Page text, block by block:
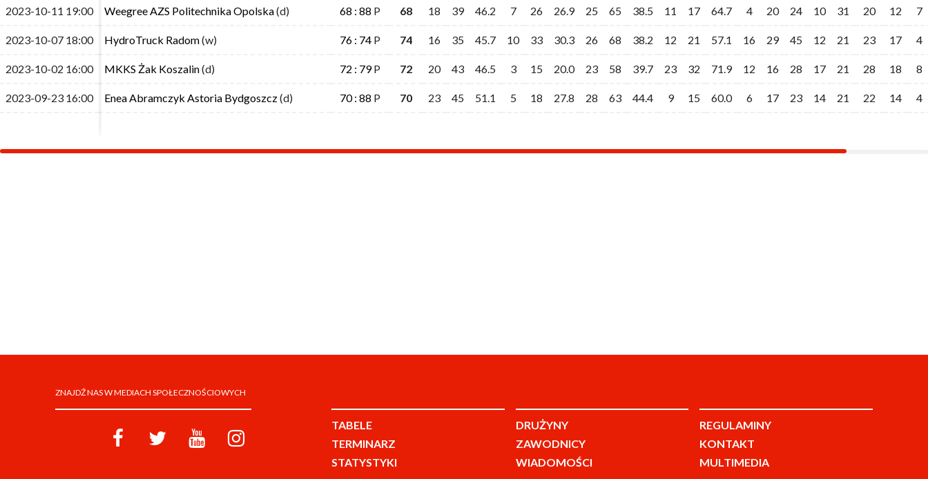
2023-10-11 19:00 Weegree AZS Politechnika Opolska(d) 68 : 88 P 68 18 39 46.2 7 26 26.9 25 65 38.5 11 17 64.7 4 20 24 10 31 20 12 7
2023-10-07 18:00 HydroTruck Radom(w) 76 : 74P 74 16 35 45.7 10 33 30.3 26 68 38.2 12 21 57.1 16 29 45 12 21 23 17 4
2023-10-02 16:00 MKKS Żak Koszalin(d) 72 : 79P 72 20 43 46.5 3 15 20.0 23 58 39.7 23 32 71.9 12 16 28 17 21 28 18 8
2023-09-23 16:00 Enea Abramczyk Astoria Bydgoszcz(d) 70 : 88 P 70 23 45 51.1 5 18 27.8 28 63 44.4 9 15 60.0 6 17 23 14 21 22 14 4
2023-10-11 19:00 Weegree AZS Politechnika Opolska(d) 68 : 88 P 68 18 39 46.2 7 26 26.9 25 65 38.5 11 17 64.7 4 20 24 10 31 20 12 7
2023-10-07 18:00 HydroTruck Radom(w) 76 : 74P 74 16 35 45.7 10 33 30.3 26 68 38.2 12 21 57.1 16 29 45 12 21 23 17 4
2023-10-02 16:00 MKKS Żak Koszalin(d) 72 : 79P 72 20 43 46.5 3 15 20.0 23 58 39.7 23 32 71.9 12 16 28 17 21 28 18 8
2023-09-23 16:00 Enea Abramczyk Astoria Bydgoszcz(d) 70 : 88 P 70 23 45 51.1 5 18 27.8 28 63 44.4 9 15 60.0 6 17 23 14 21 22 14 4
ZNAJDŹ NAS W MEDIACH SPOŁECZNOŚCIOWYCH
TABELE
TERMINARZ
STATYSTYKI
DRUŻYNY
ZAWODNICY
WIADOMOŚCI
REGULAMINY
KONTAKT
MULTIMEDIA